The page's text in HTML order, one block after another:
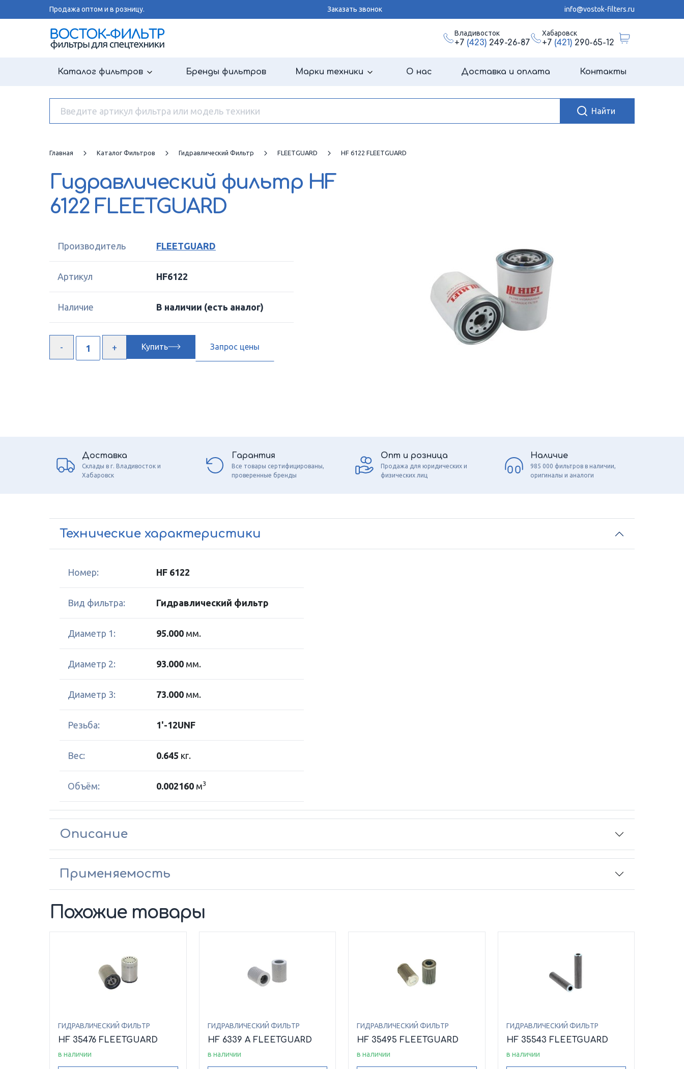
Продажа оптом и в розницу. Заказать звонок info@vostok-filters.ru
Владивосток
+7 (423)249-26-87
Хабаровск
+7 (421)290-65-12
Каталог фильтров Бренды фильтров Марки техники О нас Доставка и оплата Контакты
Главная Каталог Фильтров Гидравлический Фильтр FLEETGUARD HF 6122 FLEETGUARD
Гидравлический фильтр HF
6122 FLEETGUARD
Производитель FLEETGUARD
Артикул HF6122
Наличие В наличии (есть аналог)
Купить Запрос цены
Доставка
Склады в г. Владивосток и
Хабаровск
Гарантия
Все товары сертифицированы,
проверенные бренды
Опт и розница
Продажа для юридических и
физических лиц
Наличие
985 000 фильтров в наличии,
оригиналы и аналоги
Технические характеристики
Номер: HF 6122
Вид фильтра: Гидравлический фильтр
Диаметр 1: 95.000 мм.
Диаметр 2: 93.000 мм.
Диаметр 3: 73.000 мм.
Резьба: 1'-12UNF
Вес: 0.645 кг.
Объём: 0.002160 м3
Описание
Применяемость
Похожие товары
ГИДРАВЛИЧЕСКИЙ ФИЛЬТР
HF 35476 FLEETGUARD
в наличии
ГИДРАВЛИЧЕСКИЙ ФИЛЬТР
HF 6339 A FLEETGUARD
в наличии
ГИДРАВЛИЧЕСКИЙ ФИЛЬТР
HF 35495 FLEETGUARD
в наличии
ГИДРАВЛИЧЕСКИЙ ФИЛЬТР
HF 35543 FLEETGUARD
в наличии